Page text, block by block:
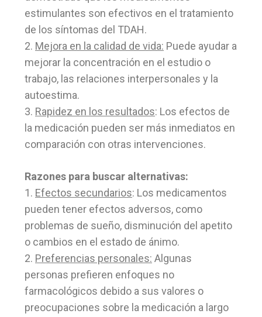
estimulantes son efectivos en el tratamiento
de los síntomas del TDAH.
2. Mejora en la calidad de vida: Puede ayudar a
mejorar la concentración en el estudio o
trabajo, las relaciones interpersonales y la
autoestima.
3. Rapidez en los resultados: Los efectos de
la medicación pueden ser más inmediatos en
comparación con otras intervenciones.
Razones para buscar alternativas:
1. Efectos secundarios: Los medicamentos
pueden tener efectos adversos, como
problemas de sueño, disminución del apetito
o cambios en el estado de ánimo.
2. Preferencias personales: Algunas
personas prefieren enfoques no
farmacológicos debido a sus valores o
preocupaciones sobre la medicación a largo